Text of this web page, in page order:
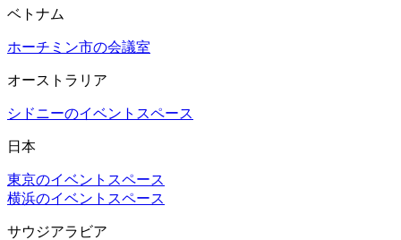
ベトナム
ホーチミン市の会議室
オーストラリア
シドニーのイベントスペース
日本
東京のイベントスペース
横浜のイベントスペース
サウジアラビア